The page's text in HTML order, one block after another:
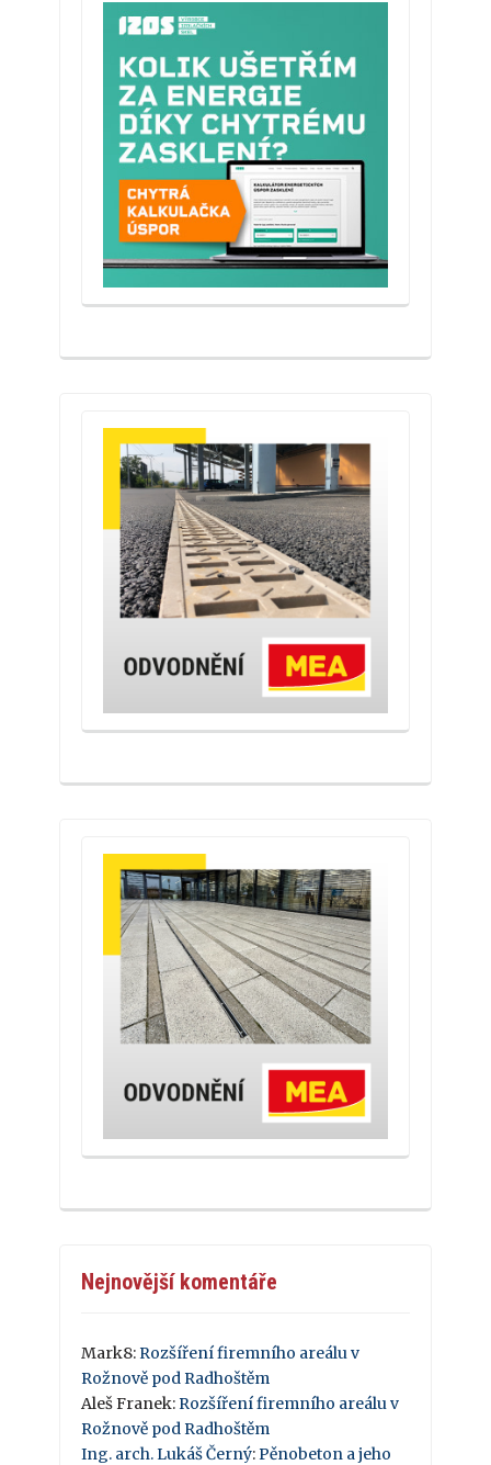
Nejnovější komentáře
Mark8: Rozšíření firemního areálu v
Rožnově pod Radhoštěm
Aleš Franek: Rozšíření firemního areálu v
Rožnově pod Radhoštěm
Ing. arch. Lukáš Černý: Pěnobeton a jeho